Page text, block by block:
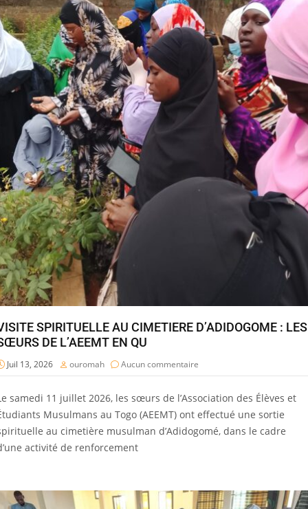
SPIRITUELLE AU CIMETIERE D’ADIDOGOME : LES
DE L’AEEMT EN QU
Juil 13, 2026 ouromah Aucun commentaire
samedi 11 juillet 2026, les sœurs de l’Association des Élèves et
Musulmans au Togo (AEEMT) ont effectué une sortie
au cimetière musulman d’Adidogomé, dans le cadre
activité de renforcement